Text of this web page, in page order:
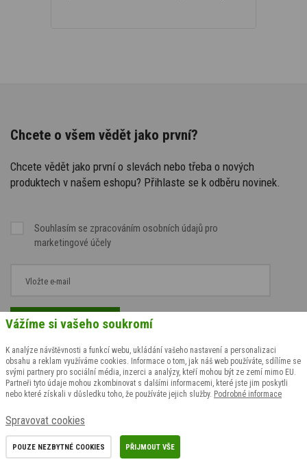
Chcete o všem vědět jako první?
Chcete vědět jako první o slevách nebo třeba o nových
produktech v našem eshopu? Přihlaste se k odběru novinek.
Souhlasím se zpracováním osobních údajů pro
marketingové účely
Vážíme si vašeho soukromí
K analýze návštěvnosti a funkcí webu, ukládání vašeho nastavení a personalizaci
obsahu a reklam využíváme cookies. Informace o tom, jak náš web používáte, sdílíme se
svými partnery pro sociální média, inzerci a analýzy, kteří mohou být ze zemí mimo EU.
Partneři tyto údaje mohou zkombinovat s dalšími informacemi, které jste jim poskytli
nebo které získali v důsledku toho, že používáte jejich služby. Podrobné informace
Spravovat cookies
POUZE NEZBYTNÉ COOKIES PŘIJMOUT VŠE